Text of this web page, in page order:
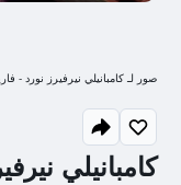
كامبانيلي
صور لـ كامبانيلي نيرفيرز نورد -